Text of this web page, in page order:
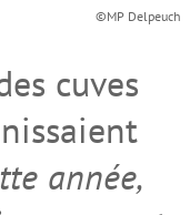
©MP Delpeuch
cuves
année,